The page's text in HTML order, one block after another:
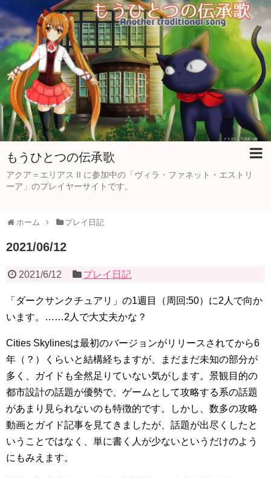
もうひとつの伝承歌
アクア＝エリアス II に参加中の「ヴィラ・ファネット・エストリ
ーア」のプレイヤーサイトです。
ホーム プレイ日記
2021/06/12
2021/6/12 プレイ日記
「ダークサンクチュアリ」の1週目（周回:50）に2人で向か
います。……2人で大丈夫かな？
Cities Skylinesは最初のバージョンがリリースされてから6
年（？）くらいと結構経ちますが、まだまだ未知の部分が
多く、ガイドも全然足りていない気がします。景観目的の
都市設計の話題が優勢で、ゲームとして攻略する系の話題
があまり見られないのも特徴的です。しかし、数多の攻略
動画とガイド記事を見てきましたが、話題が出尽くしたと
いうことではなく、単に書く人が少ないというだけのよう
にもみえます。